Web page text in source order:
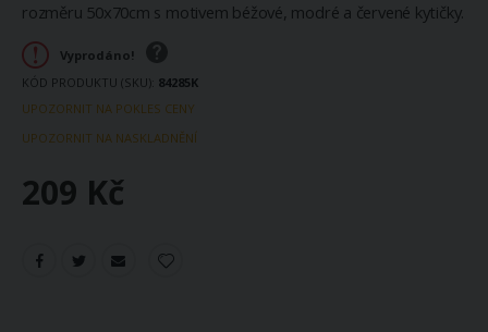
rozměru 50x70cm s motivem béžové, modré a červené kytičky.
Vyprodáno!
KÓD PRODUKTU (SKU) 84285K
UPOZORNIT NA POKLES CENY
UPOZORNIT NA NASKLADNĚNÍ
209 Kč